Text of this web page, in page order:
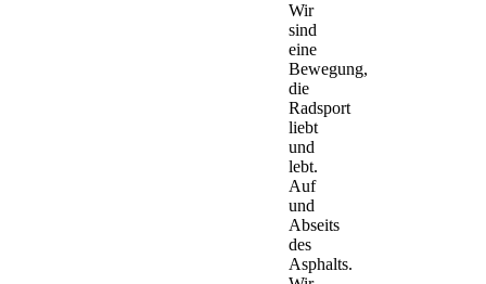
Wir
sind
eine
Bewegung,
die
Radsport
liebt
und
lebt.
Auf
und
Abseits
des
Asphalts.